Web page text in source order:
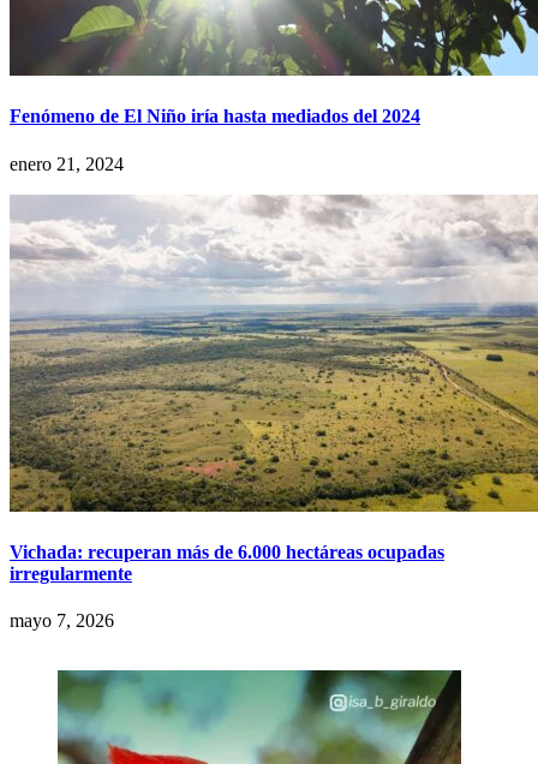
Fenómeno de El Niño iría hasta mediados del 2024
enero 21, 2024
Vichada: recuperan más de 6.000 hectáreas ocupadas
irregularmente
mayo 7, 2026